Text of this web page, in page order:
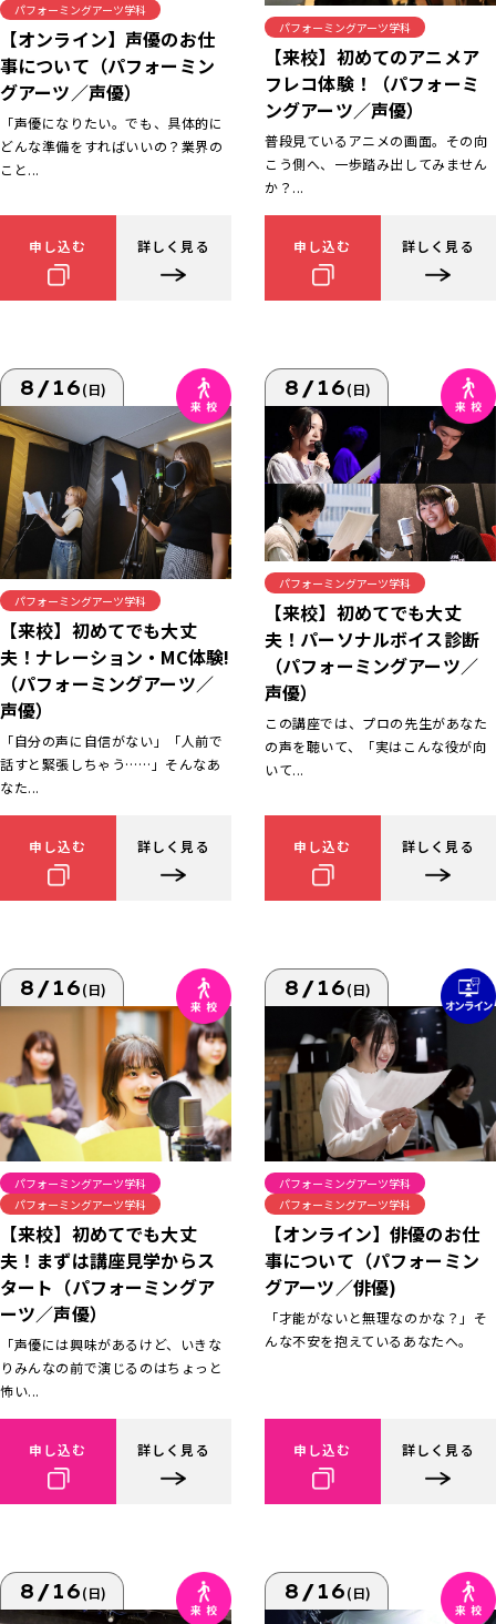
パフォーミングアーツ学科
【オンライン】声優のお仕
事について（パフォーミン
グアーツ／声優）
「声優になりたい。でも、具体的に
どんな準備をすればいいの？業界の
こと...
申し込む 詳しく見る
パフォーミングアーツ学科
【来校】初めてのアニメア
フレコ体験！（パフォーミ
ングアーツ／声優）
普段見ているアニメの画面。その向
こう側へ、一歩踏み出してみません
か？...
申し込む 詳しく見る
8/16(日)
パフォーミングアーツ学科
【来校】初めてでも大丈
夫！ナレーション・MC体験!
（パフォーミングアーツ／
声優）
「自分の声に自信がない」「人前で
話すと緊張しちゃう……」そんなあ
なた...
申し込む 詳しく見る
8/16(日)
パフォーミングアーツ学科
【来校】初めてでも大丈
夫！パーソナルボイス診断
（パフォーミングアーツ／
声優）
この講座では、プロの先生があなた
の声を聴いて、「実はこんな役が向
いて...
申し込む 詳しく見る
8/16(日)
パフォーミングアーツ学科
パフォーミングアーツ学科
【来校】初めてでも大丈
夫！まずは講座見学からス
タート（パフォーミングア
ーツ／声優）
「声優には興味があるけど、いきな
りみんなの前で演じるのはちょっと
怖い...
申し込む 詳しく見る
8/16(日)
パフォーミングアーツ学科
パフォーミングアーツ学科
【オンライン】俳優のお仕
事について（パフォーミン
グアーツ／俳優)
「才能がないと無理なのかな？」そ
んな不安を抱えているあなたへ。
申し込む 詳しく見る
8/16(日) 8/16(日)